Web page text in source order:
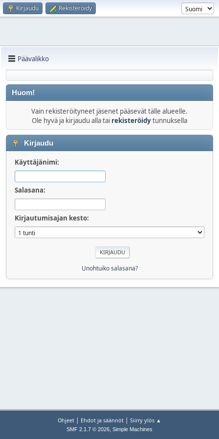
Kirjaudu Rekisteröidy
Päävalikko
Huom!
Vain rekisteröityneet jäsenet pääsevät tälle alueelle.
Ole hyvä ja kirjaudu alla tai rekisteröidytunnuksella
Kirjaudu
Käyttäjänimi:
Salasana:
Kirjautumisajan kesto:
Unohtuiko salasana?
Ohjeet | Ehdot ja säännöt | Siirry ylös ▲
SMF 2.1.7 © 2026, Simple Machines